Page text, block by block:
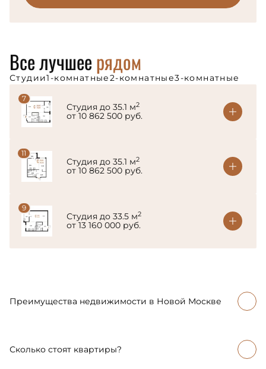
Все лучшеерядом
Студии1-комнатные2-комнатные3-комнатные
7
Студия до 35.1 м2
от 10 862 500 руб.
11
Студия до 35.1 м2
от 10 862 500 руб.
9
Студия до 33.5 м2
от 13 160 000 руб.
Преимущества недвижимости в Новой Москве
Сколько стоят квартиры?